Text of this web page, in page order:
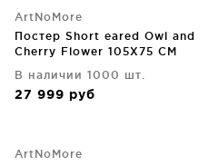
ArtNoMore
Постер Short eared Owl and
Cherry Flower 105X75 CM
В наличии 1000 шт.
27 999 руб
ArtNoMore